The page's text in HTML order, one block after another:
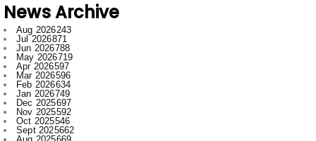
News Archive
Aug 2026243
Jul 2026871
Jun 2026788
May 2026719
Apr 2026597
Mar 2026596
Feb 2026634
Jan 2026749
Dec 2025697
Nov 2025592
Oct 2025546
Sept 2025662